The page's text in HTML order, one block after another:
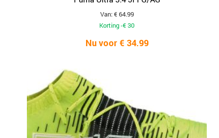
Van: € 64.99
Korting -€ 30
Nu voor € 34.99